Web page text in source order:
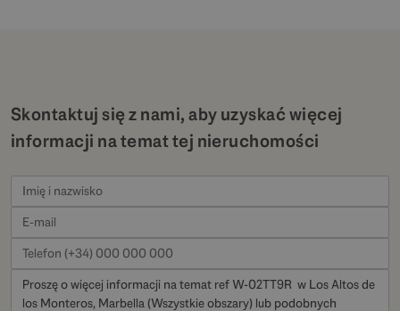
Skontaktuj się z nami, aby uzyskać więcej
informacji na temat tej nieruchomości